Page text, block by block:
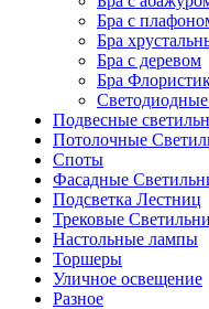
Бра с
Бра
Бра с деревом
Бра
Подвесные
Потолочные
Споты
Фасадные
Подсветка Лестниц
Трековые
Настольные лампы
Торшеры
Уличное освещение
Разное